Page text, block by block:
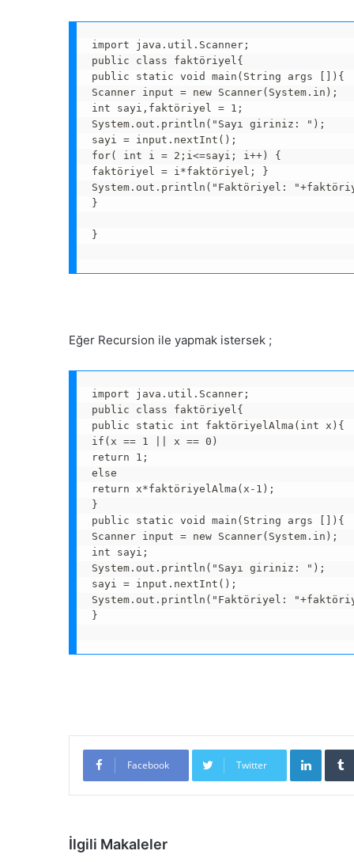
import java.util.Scanner;
public class faktöriyel{
public static void main(String args []){
Scanner input = new Scanner(System.in);
int sayi,faktöriyel = 1;
System.out.println("Sayı giriniz: ");
sayi = input.nextInt();
for( int i = 2;i<=sayi; i++) {
faktöriyel = i*faktöriyel; }
System.out.println("Faktöriyel:
}
}
Eğer Recursion ile yapmak istersek ;
import java.util.Scanner;
public class faktöriyel{
public static int faktöriyelAlma(int x){
if(x == 1 || x == 0)
return 1;
else
return x*faktöriyelAlma(x-1);
}
public static void main(String args []){
Scanner input = new Scanner(System.in);
int sayi;
System.out.println("Sayı giriniz: ");
sayi = input.nextInt();
System.out.println("Faktöriyel:
}
Facebook Twitter
İlgili Makaleler